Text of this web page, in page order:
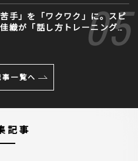
苦手」を「ワクワク」に。スピ
織が「話し方トレーニング」
事一覧へ
記事